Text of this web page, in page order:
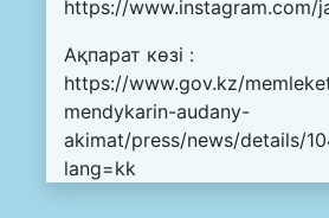
https://www.instagram.com/
Ақпарат көзі :
https://www.gov.kz/
mendykarin-audany-
akimat/press/news/details/
lang=kk